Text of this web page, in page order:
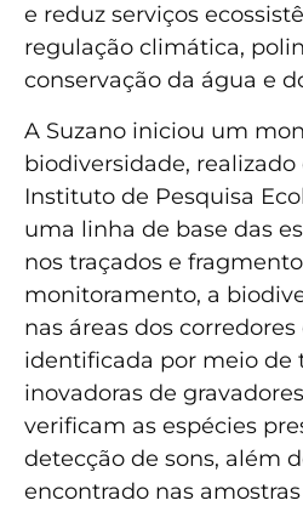
e reduz serviços
regulação climática,
conservação da água e
A Suzano iniciou um
biodiversidade,
Instituto de Pesquisa
uma linha de base das
nos traçados e
monitoramento, a
nas áreas dos
identificada por meio de
inovadoras de
verificam as espécies
detecção de sons, além
encontrado nas